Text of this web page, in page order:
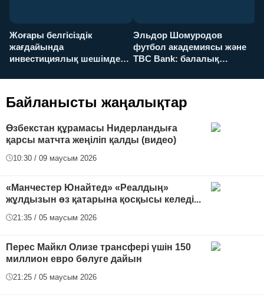
Жоғары белгісіздік
жағдайында
инвестициялық шешімдер
Эльдор Шомуродов
футбол академиясы және
TBC Bank: балалық
Байланысты жаңалықтар
Өзбекстан құрамасы Нидерландыға
қарсы матчта жеңіліп қалды (видео)
10:30 / 09 маусым 2026
«Манчестер Юнайтед» «Реалдың»
жұлдызын өз қатарына қосқысы келеді...
21:35 / 05 маусым 2026
Перес Майкл Олизе трансфері үшін 150
миллион евро бөлуге дайын
21:25 / 05 маусым 2026